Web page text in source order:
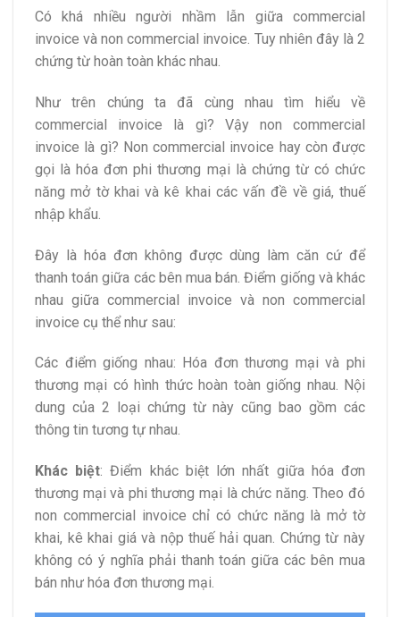
Có khá nhiều người nhầm lẫn giữa commercial
invoice và non commercial invoice. Tuy nhiên đây là 2
chứng từ hoàn toàn khác nhau.
Như trên chúng ta đã cùng nhau tìm hiểu về
commercial invoice là gì? Vậy non commercial
invoice là gì? Non commercial invoice hay còn được
gọi là hóa đơn phi thương mại là chứng từ có chức
năng mở tờ khai và kê khai các vấn đề về giá, thuế
nhập khẩu.
Đây là hóa đơn không được dùng làm căn cứ để
thanh toán giữa các bên mua bán. Điểm giống và khác
nhau giữa commercial invoice và non commercial
invoice cụ thể như sau:
Các điểm giống nhau: Hóa đơn thương mại và phi
thương mại có hình thức hoàn toàn giống nhau. Nội
dung của 2 loại chứng từ này cũng bao gồm các
thông tin tương tự nhau.
Khác biệt: Điểm khác biệt lớn nhất giữa hóa đơn
thương mại và phi thương mại là chức năng. Theo đó
non commercial invoice chỉ có chức năng là mở tờ
khai, kê khai giá và nộp thuế hải quan. Chứng từ này
không có ý nghĩa phải thanh toán giữa các bên mua
bán như hóa đơn thương mại.